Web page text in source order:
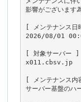
影響がございます
[ メンテナンス日
2026/08/01
[ 対象サーバー ]
x011.cbsv.jp
[ メンテナンス内
サーバー基盤のハ